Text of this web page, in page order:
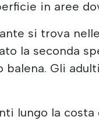
in aree
si trova
la seconda
balena. Gli
lungo la